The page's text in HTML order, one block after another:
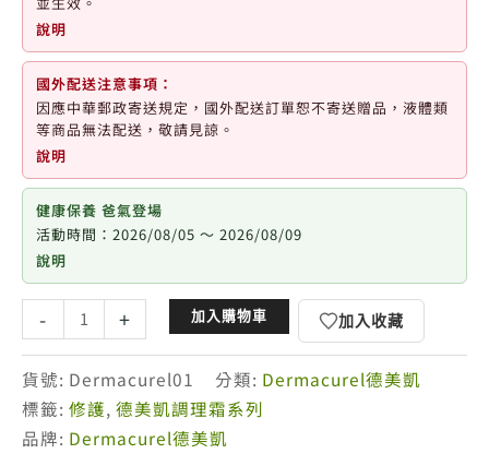
說明
國外配送注意事項：
因應中華郵政寄送規定，國外配送訂單恕不寄送贈品，液體類
等商品無法配送，敬請見諒。
說明
健康保養 爸氣登場
活動時間：2026/08/05 ～ 2026/08/09
說明
-
美
凱
脆
紅
修
+ 加入購物車 加入收藏
貨號: Dermacurel01 分類: Dermacurel德美凱
標籤: 修護, 德美凱調理霜系列
品牌: Dermacurel德美凱